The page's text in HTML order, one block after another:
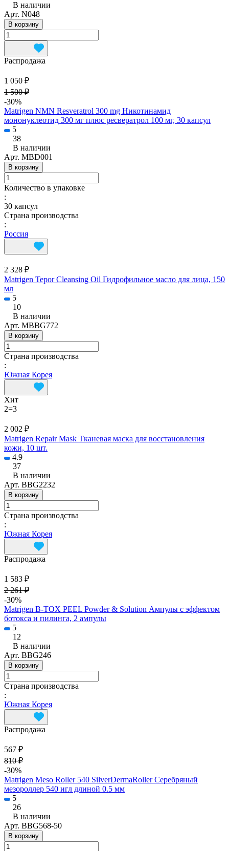
В наличии
Арт. N048
В корзину
Распродажа
1 050 ₽
1 500 ₽
-30%
Matrigen NMN Resveratrol 300 mg Никотинамид
мононуклеотид 300 мг плюс ресвератрол 100 мг, 30 капсул
5
38
В наличии
Арт. MBD001
В корзину
Количество в упаковке
:
30 капсул
Страна производства
:
Россия
2 328 ₽
Matrigen Tepor Cleansing Oil Гидрофильное масло для лица, 150
мл
5
10
В наличии
Арт. MBBG772
В корзину
Страна производства
:
Южная Корея
Хит
2=3
2 002 ₽
Matrigen Repair Mask Тканевая маска для восстановления
кожи, 10 шт.
4.9
37
В наличии
Арт. BBG2232
В корзину
Страна производства
:
Южная Корея
Распродажа
1 583 ₽
2 261 ₽
-30%
Matrigen B-TOX PEEL Powder & Solution Ампулы с эффектом
ботокса и пилинга, 2 ампулы
5
12
В наличии
Арт. BBG246
В корзину
Страна производства
:
Южная Корея
Распродажа
567 ₽
810 ₽
-30%
Matrigen Meso Roller 540 SilverDermaRoller Серебряный
мезороллер 540 игл длиной 0.5 мм
5
26
В наличии
Арт. BBG568-50
В корзину